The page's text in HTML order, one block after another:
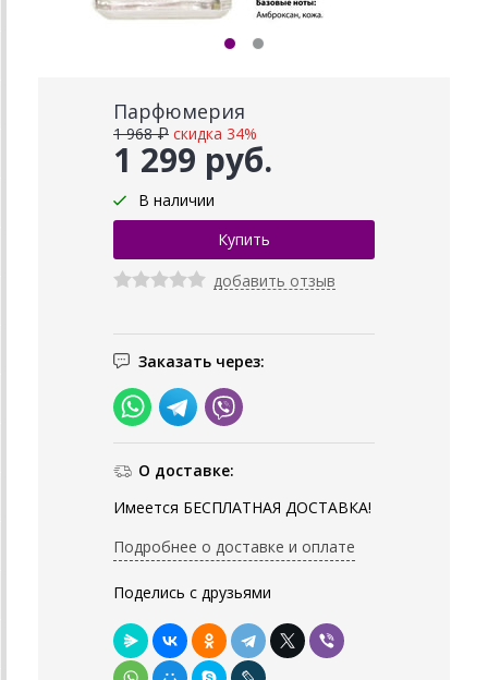
Парфюмерия
1 299 руб.
1 968 ₽ скидка 34%
В наличии
добавить отзыв
Заказать через:
О доставке:
Имеется БЕСПЛАТНАЯ ДОСТАВКА!
Подробнее о доставке и оплате
Поделись с друзьями